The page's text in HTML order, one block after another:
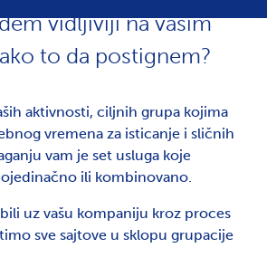
vidljiviji na vašim
to da postignem?
aktivnosti, ciljnih grupa kojima
vremena za isticanje i sličnih
vam je set usluga koje
ili kombinovano.
uz vašu kompaniju kroz proces
sve sajtove u sklopu grupacije